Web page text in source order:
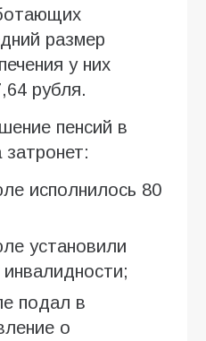
размер
у них
рубля.
пенсий в
затронет:
исполнилось 80
установили
инвалидности;
подал в
о